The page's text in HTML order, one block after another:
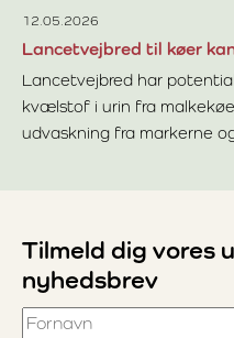
12.05.2026
Lancetvejbred til køer
Lancetvejbred har
kvælstof i urin fra
udvaskning fra markerne
Tilmeld dig vores
nyhedsbrev
Fornavn